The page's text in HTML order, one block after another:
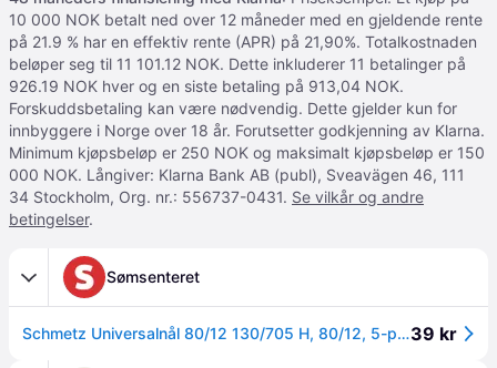
10 000 NOK betalt ned over 12 måneder med en gjeldende rente
på 21.9 % har en effektiv rente (APR) på 21,90%. Totalkostnaden
beløper seg til 11 101.12 NOK. Dette inkluderer 11 betalinger på
926.19 NOK hver og en siste betaling på 913,04 NOK.
Forskuddsbetaling kan være nødvendig. Dette gjelder kun for
innbyggere i Norge over 18 år. Forutsetter godkjenning av Klarna.
Minimum kjøpsbeløp er 250 NOK og maksimalt kjøpsbeløp er 150
000 NOK. Långiver: Klarna Bank AB (publ), Sveavägen 46, 111
34 Stockholm, Org. nr.: 556737-0431. Se vilkår og andre
betingelser.
Sømsenteret
Schmetz Universalnål 80/12 130/705 H, 80/12, 5-pack39 kr